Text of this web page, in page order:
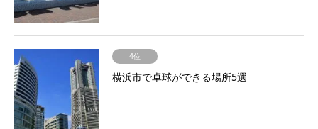
4位
横浜市で卓球ができる場所5選